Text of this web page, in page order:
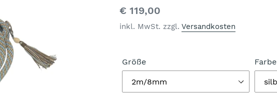
Normaler
Preis
€ 119,00
inkl. MwSt. zzgl. Versandkosten
Größe Farbe